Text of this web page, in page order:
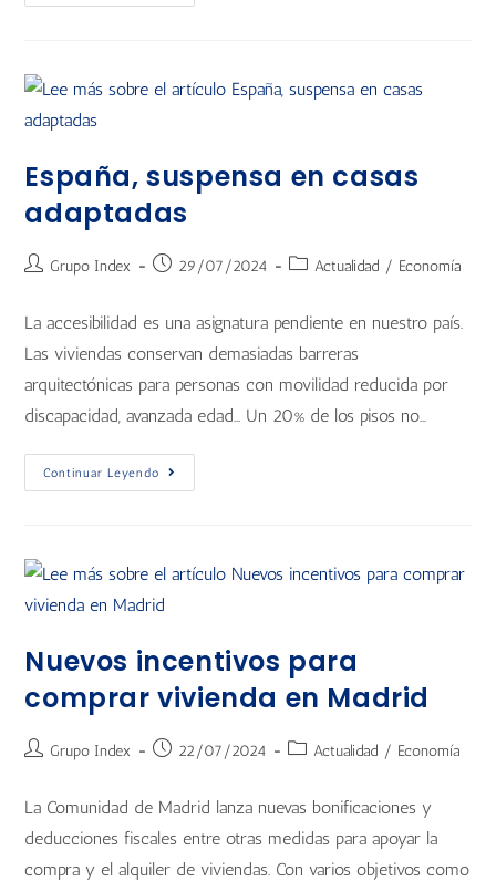
España, suspensa en casas
adaptadas
Grupo Index 29/07/2024 Actualidad / Economía
La accesibilidad es una asignatura pendiente en nuestro país.
Las viviendas conservan demasiadas barreras
arquitectónicas para personas con movilidad reducida por
discapacidad, avanzada edad... Un 20% de los pisos no…
Continuar Leyendo
Nuevos incentivos para
comprar vivienda en Madrid
Grupo Index 22/07/2024 Actualidad / Economía
La Comunidad de Madrid lanza nuevas bonificaciones y
deducciones fiscales entre otras medidas para apoyar la
compra y el alquiler de viviendas. Con varios objetivos como